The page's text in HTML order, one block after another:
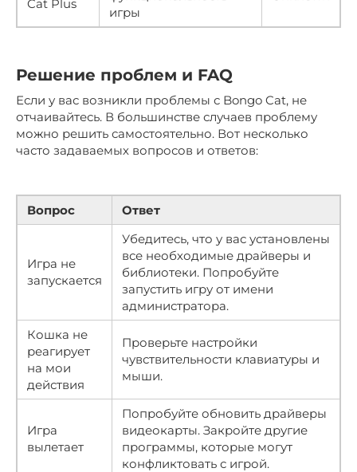
Cat Plus
игры
Решение проблем и FAQ
Если у вас возникли проблемы с Bongo Cat, не
отчаивайтесь. В большинстве случаев проблему
можно решить самостоятельно. Вот несколько
часто задаваемых вопросов и ответов:
Вопрос Ответ
Игра не
запускается
Убедитесь, что у вас установлены
все необходимые драйверы и
библиотеки. Попробуйте
запустить игру от имени
администратора.
Кошка не
реагирует
на мои
действия
Проверьте настройки
чувствительности клавиатуры и
мыши.
Игра
вылетает
Попробуйте обновить драйверы
видеокарты. Закройте другие
программы, которые могут
конфликтовать с игрой.